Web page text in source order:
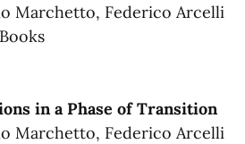
Marchetto, ‎Federico Arcelli
in a Phase of Transition
Marchetto, ‎Federico Arcelli